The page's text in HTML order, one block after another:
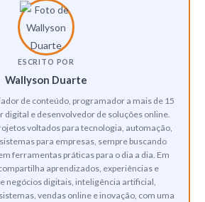
ESCRITO POR
Wallyson Duarte
de conteúdo, programador a mais de 15
digital e desenvolvedor de soluções online.
voltados para tecnologia, automação,
para empresas, sempre buscando
ferramentas práticas para o dia a dia. Em
aprendizados, experiências e
negócios digitais, inteligência artificial,
vendas online e inovação, com uma